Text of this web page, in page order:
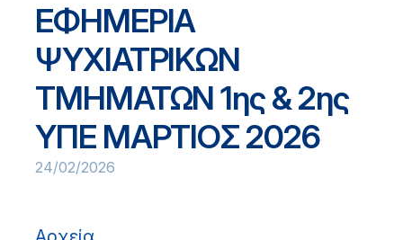
ΕΦΗΜΕΡΙΑ
ΨΥΧΙΑΤΡΙΚΩΝ
ΤΜΗΜΑΤΩΝ 1ης & 2ης
ΥΠΕ ΜΑΡΤΙΟΣ 2026
24/02/2026